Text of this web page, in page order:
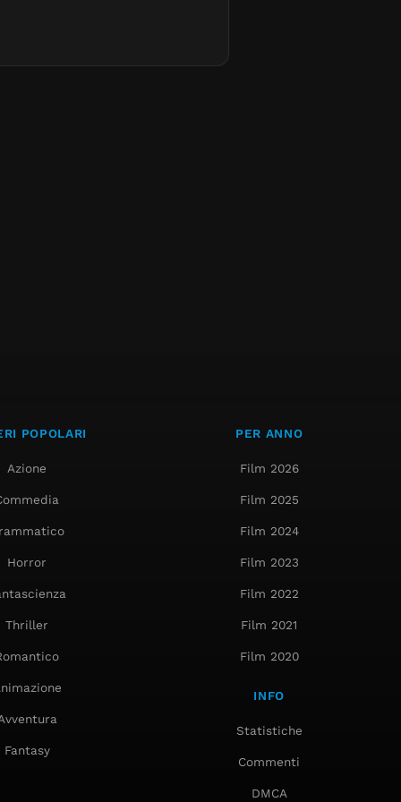
POPOLARI
Azione
Horror
Thriller
Fantasy
PER ANNO
Film 2026
Film 2025
Film 2024
Film 2023
Film 2022
Film 2021
Film 2020
INFO
Statistiche
Commenti
DMCA